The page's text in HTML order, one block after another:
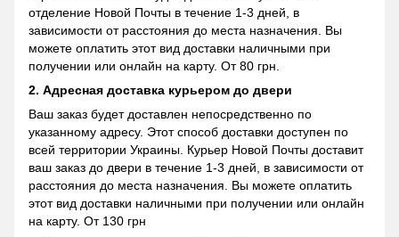
отделение Новой Почты в течение 1-3 дней, в
зависимости от расстояния до места назначения. Вы
можете оплатить этот вид доставки наличными при
получении или онлайн на карту. От 80 грн.
2. Адресная доставка курьером до двери
Ваш заказ будет доставлен непосредственно по
указанному адресу. Этот способ доставки доступен по
всей территории Украины. Курьер Новой Почты доставит
ваш заказ до двери в течение 1-3 дней, в зависимости от
расстояния до места назначения. Вы можете оплатить
этот вид доставки наличными при получении или онлайн
на карту. От 130 грн